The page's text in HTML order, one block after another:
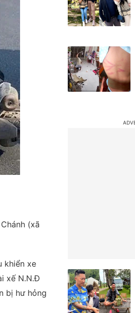
(xã
khiển xe
xế N.N.Đ
bị hư hỏng